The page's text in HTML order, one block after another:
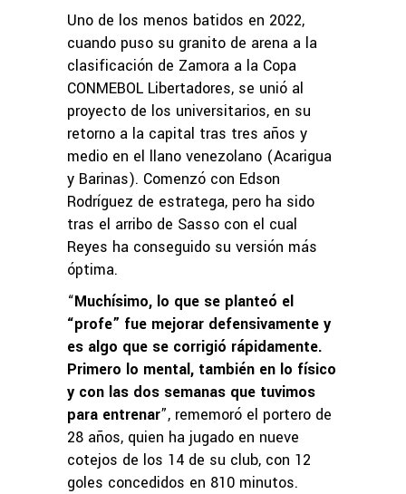
Uno de los menos batidos en 2022,
cuando puso su granito de arena a la
clasificación de Zamora a la Copa
CONMEBOL Libertadores, se unió al
proyecto de los universitarios, en su
retorno a la capital tras tres años y
medio en el llano venezolano (Acarigua
y Barinas). Comenzó con Edson
Rodríguez de estratega, pero ha sido
tras el arribo de Sasso con el cual
Reyes ha conseguido su versión más
óptima.
“Muchísimo, lo que se planteó el
“profe” fue mejorar defensivamente y
es algo que se corrigió rápidamente.
Primero lo mental, también en lo físico
y con las dos semanas que tuvimos
para entrenar”, rememoró el portero de
28 años, quien ha jugado en nueve
cotejos de los 14 de su club, con 12
goles concedidos en 810 minutos.